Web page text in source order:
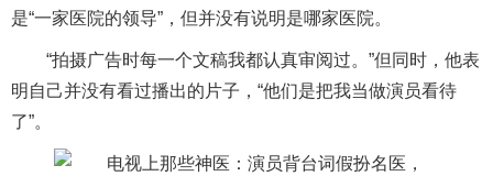
是“一家医院的领导”，但并没有说明是哪家医院。
“拍摄广告时每一个文稿我都认真审阅过。”但同时，他表
明自己并没有看过播出的片子，“他们是把我当做演员看待
了”。